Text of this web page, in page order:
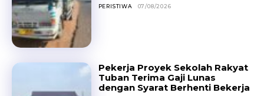
PERISTIWA 07/08/2026
Pekerja Proyek Sekolah Rakyat
Tuban Terima Gaji Lunas
dengan Syarat Berhenti Bekerja